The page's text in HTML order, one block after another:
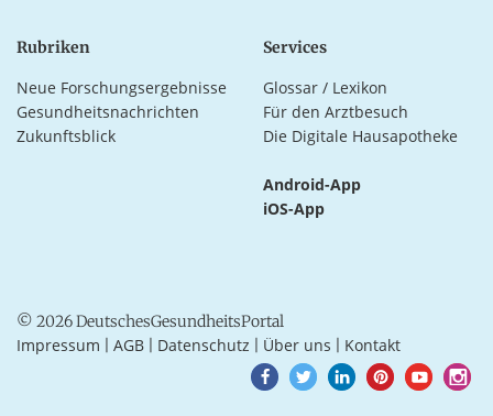
Rubriken
Neue Forschungsergebnisse
Gesundheitsnachrichten
Zukunftsblick
Services
Glossar / Lexikon
Für den Arztbesuch
Die Digitale Hausapotheke
Android-App
iOS-App
© 2026 DeutschesGesundheitsPortal
Impressum AGB Datenschutz Über uns Kontakt